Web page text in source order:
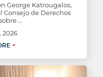
George Katrougalos,
de Derechos
…
2026